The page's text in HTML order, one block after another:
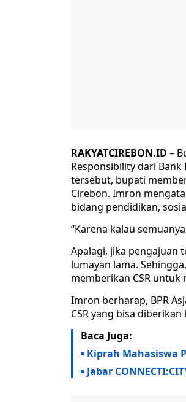
RAKYATCIREBON.ID –
Responsibility dari Bank
tersebut, bupati
Cirebon. Imron
bidang pendidikan,
“Karena kalau
Apalagi, jika pengajuan
lumayan lama.
memberikan CSR untuk
Imron berharap, BPR
CSR yang bisa
Baca Juga:
Kiprah Mahasiswa
Jabar